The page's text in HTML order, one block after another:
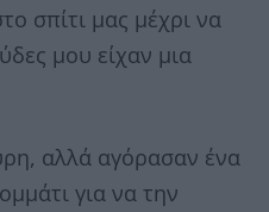
σπίτι μας μέχρι να
μου είχαν μια
αλλά αγόρασαν ένα
για να την